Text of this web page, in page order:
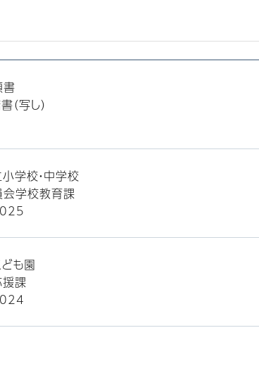
写し）
学校・中学校
学校教育課
も園
課